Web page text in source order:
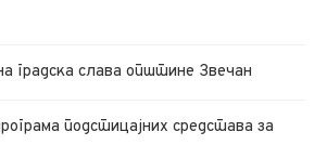
градска слава општине Звечан
подстицајних средстава за